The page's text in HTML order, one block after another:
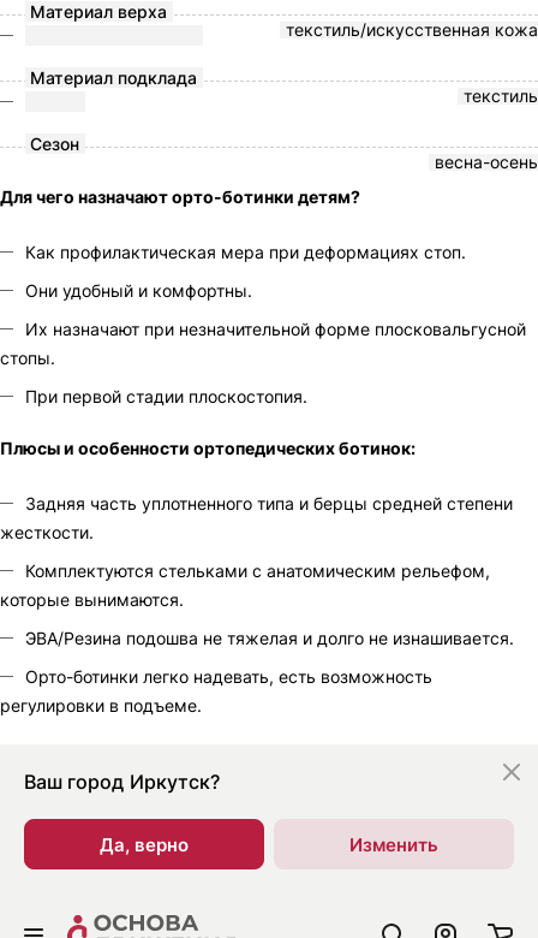
Материал верха
текстиль/искусственная кожа
Материал подклада
текстиль
Сезон
весна-осень
Для чего назначают орто-ботинки детям?
Как профилактическая мера при деформациях стоп.
Они удобный и комфортны.
Их назначают при незначительной форме плосковальгусной
стопы.
При первой стадии плоскостопия.
Плюсы и особенности ортопедических ботинок:
Задняя часть уплотненного типа и берцы средней степени
жесткости.
Комплектуются стельками с анатомическим рельефом,
которые вынимаются.
ЭВА/Резина подошва не тяжелая и долго не изнашивается.
Орто-ботинки легко надевать, есть возможность
регулировки в подъеме.
Ваш город Иркутск?
Да, верно Изменить